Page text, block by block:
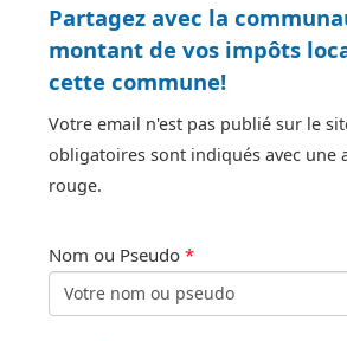
Partagez avec la
montant de vos impôts
cette commune!
Votre email n'est pas publié sur le
obligatoires sont indiqués avec une
rouge.
Nom ou Pseudo *